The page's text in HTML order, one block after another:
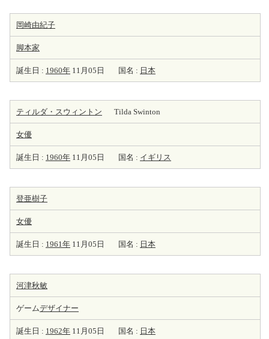
岡崎由紀子
脚本家
誕生日 : 1960年 11月05日 国名 : 日本
ティルダ・スウィントン Tilda Swinton
女優
誕生日 : 1960年 11月05日 国名 : イギリス
登亜樹子
女優
誕生日 : 1961年 11月05日 国名 : 日本
河津秋敏
ゲームデザイナー
誕生日 : 1962年 11月05日 国名 : 日本